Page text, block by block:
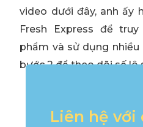
video dưới đây, anh ấy
Fresh Express để
phẩm và sử dụng
bước 2 để theo dõi số lô
Liên hệ